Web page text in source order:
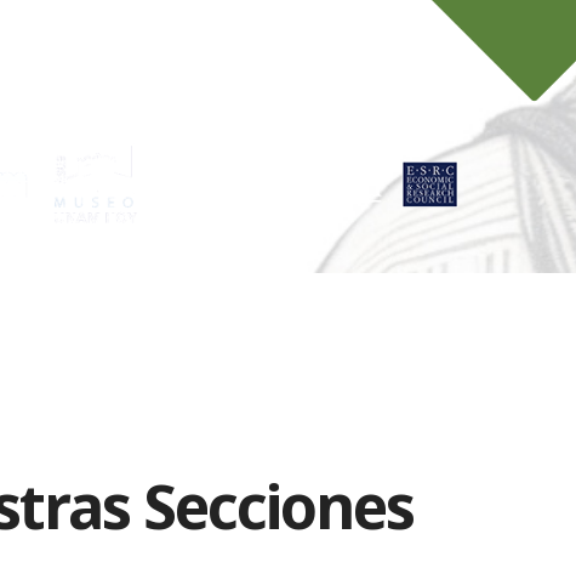
Secciones